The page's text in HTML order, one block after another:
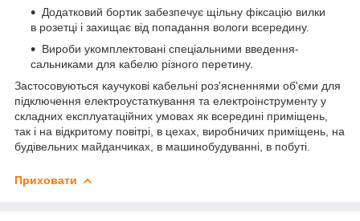
Додатковий бортик забезпечує щільну фіксацію вилки
в розетці і захищає від попадання вологи всередину.
Вироби укомплектовані спеціальними введення-
сальниками для кабелю різного перетину.
Застосовуються каучукові кабельні роз'ясненнями об'єми для
підключення електроустаткування та електроінструменту у
складних експлуатаційних умовах як всередині приміщень,
так і на відкритому повітрі, в цехах, виробничих приміщень, на
будівельних майданчиках, в машинобудуванні, в побуті.
Приховати